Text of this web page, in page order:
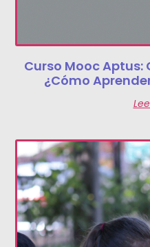
Curso Mooc Aptus:
¿cómo